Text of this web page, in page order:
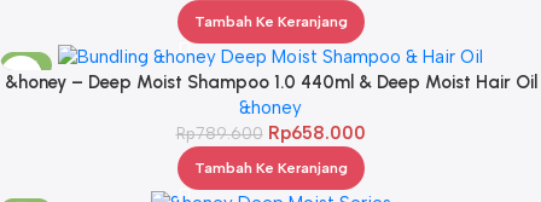
Tambah Ke Keranjang
-17%
&honey – Deep Moist Shampoo 1.0 440ml & Deep Moist Hair Oil
3.0 100ml
&honey
Rp789.600 Rp658.000
Tambah Ke Keranjang